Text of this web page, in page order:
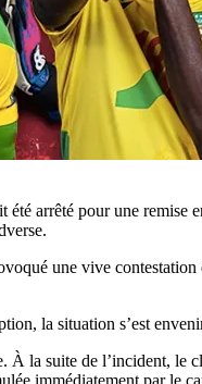
été arrêté pour une remise
une vive
la situation s’est
À la suite de l’incident,
immédiatement par le